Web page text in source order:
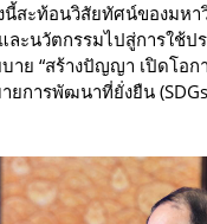
นี้สะท้อนวิสัยทัศน์ของมห
ละนวัตกรรมไปสู่การใช้ป
าย “สร้างปัญญา เปิดโอก
ยการพัฒนาที่ยั่งยืน